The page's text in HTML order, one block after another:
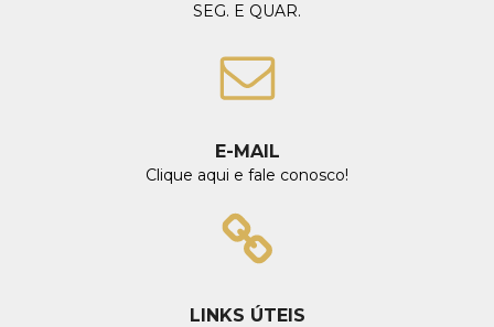
SEG. E QUAR.
E-MAIL
Clique aqui e fale conosco!
LINKS ÚTEIS